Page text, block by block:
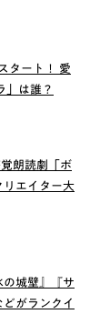
タート！ 愛
」は誰？
覚朗読劇「ボ
リエイター大
の城壁』『サ
がランクイ